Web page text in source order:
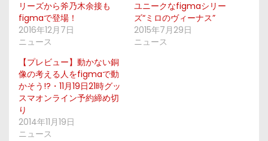
リーズから斧乃木余接も
figmaで登場！
2016年12月7日
ニュース
ユニークなfigmaシリー
ズ“ミロのヴィーナス”
2015年7月29日
ニュース
【プレビュー】動かない銅
像の考える人をfigmaで動
かそう!?・11月19日21時グッ
スマオンライン予約締め切
り
2014年11月19日
ニュース